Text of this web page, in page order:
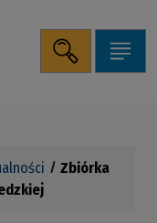
Szukaj
Zbiórka